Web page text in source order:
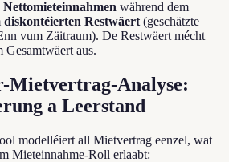
während dem
diskontéierten Restwäert (geschätzte
vum Zäitraum). De Restwäert mécht
aus.
Analyse:
a Leerstand
modelléiert all Mietvertrag eenzel, wat
Mieteinnahme-Roll erlaabt: